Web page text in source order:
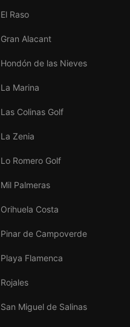
El Raso
Gran Alacant
Hondón de las Nieves
La Marina
Las Colinas Golf
La Zenia
Lo Romero Golf
Mil Palmeras
Orihuela Costa
Pinar de Campoverde
Playa Flamenca
Rojales
San Miguel de Salinas